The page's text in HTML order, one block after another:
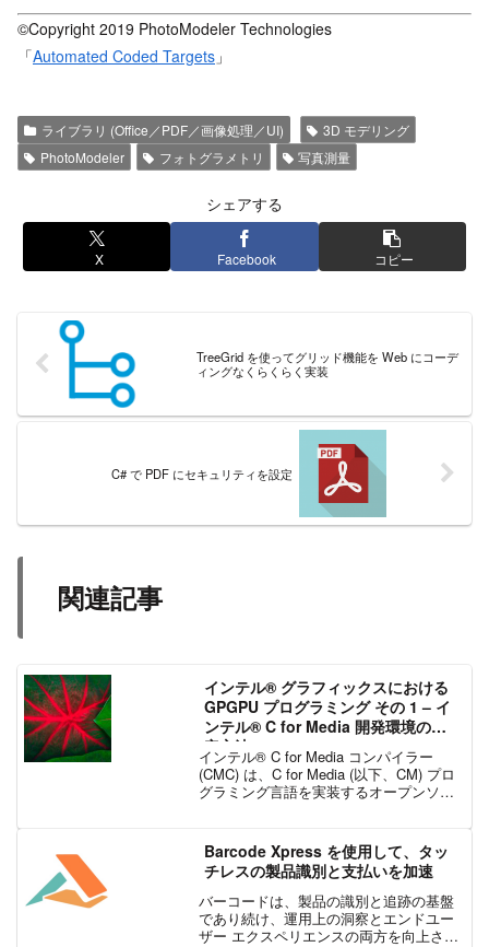
©Copyright 2019 PhotoModeler Technologies
「Automated Coded Targets 」
ライブラリ (Office／PDF／画像処理／UI)
3D モデリング
PhotoModeler
フォトグラメトリ 写真測量
シェアする
X Facebook コピー
TreeGrid を使ってグリッド機能を Web にコーデ
ィングなくらくらく実装
C# で PDF にセキュリティを設定
関連記事
インテル® グラフィックスにおける
GPGPU プログラミング その 1 – イ
ンテル® C for Media 開発環境の設
定方法 –
インテル® C for Media コンパイラー
(CMC) は、C for Media (以下、CM) プロ
グラミング言語を実装するオープンソー
GPU カーネル...
Barcode Xpress を使用して、タッ
チレスの製品識別と支払いを加速
バーコードは、製品の識別と追跡の基盤
であり続け、運用上の洞察とエンドユー
ザー エクスペリエンスの両方を向上させ